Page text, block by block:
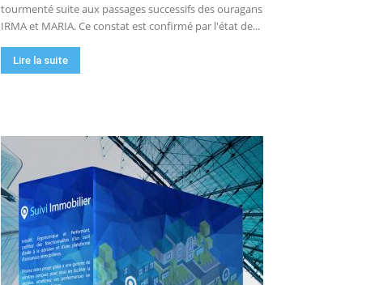
tourmenté suite aux passages successifs des ouragans
IRMA et MARIA. Ce constat est confirmé par l'état de...
Lire la suite